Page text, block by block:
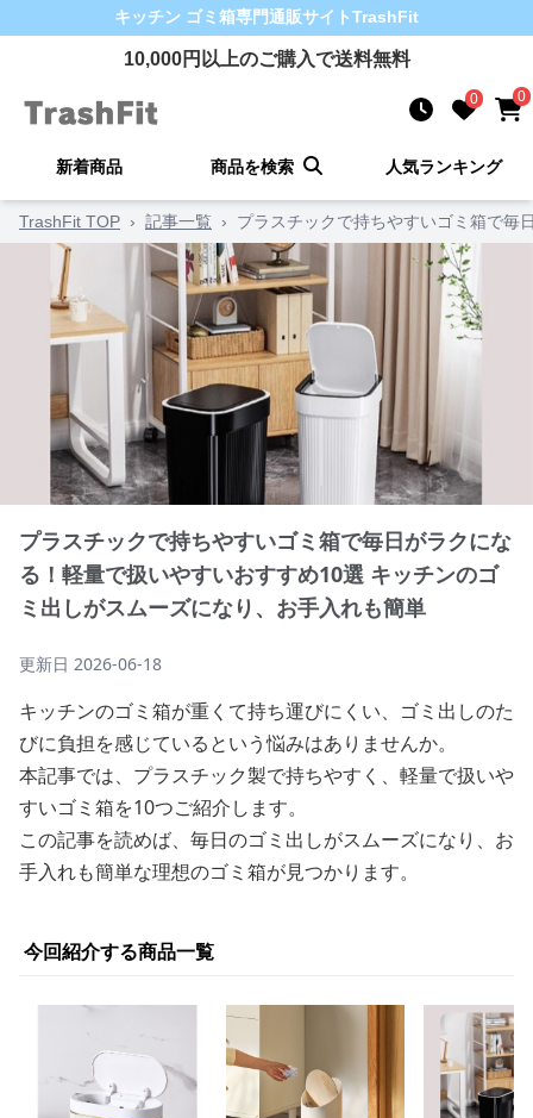
キッチン ゴミ箱専門通販サイトTrashFit
10,000円以上のご購入で送料無料
0 0
新着商品 商品を検索 人気ランキング
TrashFit TOP › 記事一覧 › プラスチックで持ちやすいゴミ箱で毎
プラスチックで持ちやすいゴミ箱で毎日がラクにな
る！軽量で扱いやすいおすすめ10選 キッチンのゴ
ミ出しがスムーズになり、お手入れも簡単
更新日 2026-06-18
キッチンのゴミ箱が重くて持ち運びにくい、ゴミ出しのた
びに負担を感じているという悩みはありませんか。
本記事では、プラスチック製で持ちやすく、軽量で扱いや
すいゴミ箱を10つご紹介します。
この記事を読めば、毎日のゴミ出しがスムーズになり、お
手入れも簡単な理想のゴミ箱が見つかります。
今回紹介する商品一覧